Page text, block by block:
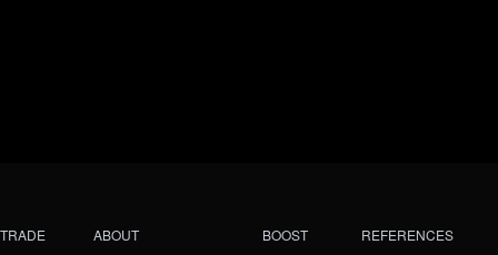
TRADE ABOUT BOOST REFERENCES